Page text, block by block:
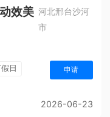
效美 河北邢台沙河
市
日
申请
2026-06-23